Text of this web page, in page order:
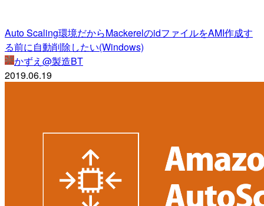
Auto Scaling環境だからMackerelのidファイルをAMI作成す
る前に自動削除したい(Windows)
かずえ@製造BT
2019.06.19